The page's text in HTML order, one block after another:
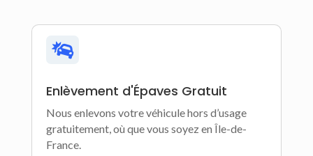

Enlèvement d'Épaves Gratuit
Nous enlevons votre véhicule hors d’usage
gratuitement, où que vous soyez en Île-de-
France.